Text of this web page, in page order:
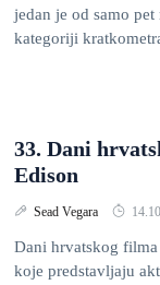
jedan je od samo
kategoriji
33. Dani
Edison
Sead Vegara
Dani hrvatskog
koje predstavljaju